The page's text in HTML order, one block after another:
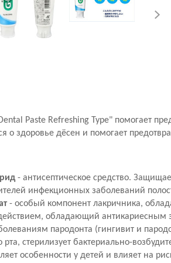
Paste Refreshing Type" помогает
о здоровье дёсен и помогает
- антисептическое средство.
инфекционных заболеваний
- особый компонент лакричника,
обладающий антикариесным
пародонта (гингивит и
стерилизует бактериально-
особенности у детей и влияет на